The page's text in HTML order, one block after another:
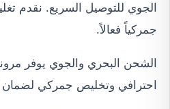
الجوي للتوصيل السريع. نقدم
جمركياً فعالاً.
الشحن البحري والجوي يوفر
احترافي وتخليص جمركي لضمان